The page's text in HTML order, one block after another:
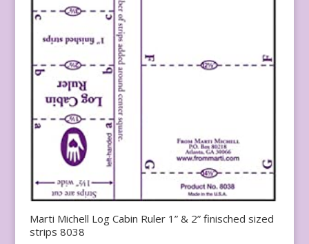
Marti Michell Log Cabin Ruler 1” & 2” finisched sized
strips 8038